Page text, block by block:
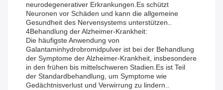
neurodegenerativer Erkrankungen.Es schützt
Neuronen vor Schäden und kann die allgemeine
Gesundheit des Nervensystems unterstützen..
4Behandlung der Alzheimer-Krankheit:
Die häufigste Anwendung von
Galantaminhydrobromidpulver ist bei der Behandlung
der Symptome der Alzheimer-Krankheit, insbesondere
in den frühen bis mittelschweren Stadien.Es ist Teil
der Standardbehandlung, um Symptome wie
Gedächtnisverlust und Verwirrung zu lindern..